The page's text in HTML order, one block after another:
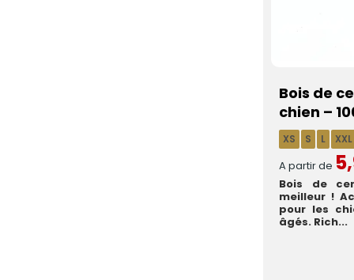
Bois de
chien –
XS S L XXL
A partir de
Bois de
meilleur !
pour les
âgés. Rich...